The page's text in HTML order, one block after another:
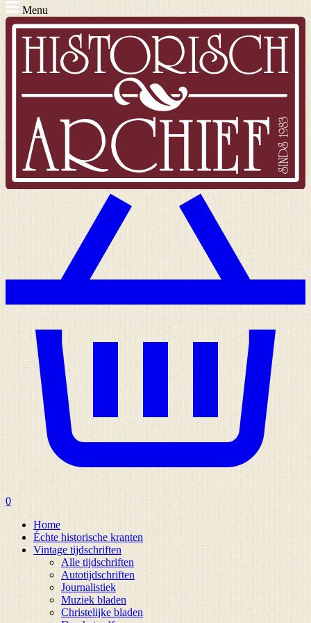
Menu
0
Home
Échte historische kranten
Vintage tijdschriften
Alle tijdschriften
Autotijdschriften
Journalistiek
Muziek bladen
Christelijke bladen